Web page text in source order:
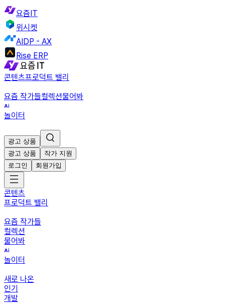
요즘IT
위시켓
AIDP - AX
Rise ERP
콘텐츠프로덕트 밸리
요즘 작가들컬렉션물어봐
놀이터
광고 상품
광고 상품
작가 지원
로그인
회원가입
콘텐츠
프로덕트 밸리
요즘 작가들
컬렉션
물어봐
놀이터
새로 나온
인기
개발